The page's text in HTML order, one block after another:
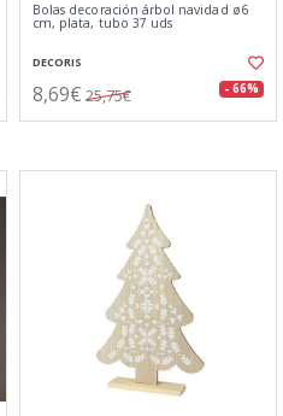
Bolas decoración árbol navidad ø6
cm, plata, tubo 37 uds
DECORIS
8,69€ 25,75€ - 66%